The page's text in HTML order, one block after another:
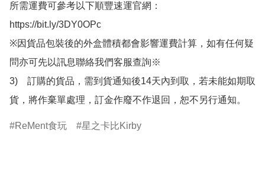
所需運費可參考以下順豐速運官網：
https://bit.ly/3DY0OPc
※因貨品包裝後的外盒體積都會影響運費計算，如有任何疑
問亦可先以訊息聯絡我們客服查詢※
3)　訂購的貨品，需到貨通知後14天內到取，若未能如期取
貨，將作棄單處理，訂金作廢不作退回，恕不另行通知。
ReMent食玩 星之卡比Kirby